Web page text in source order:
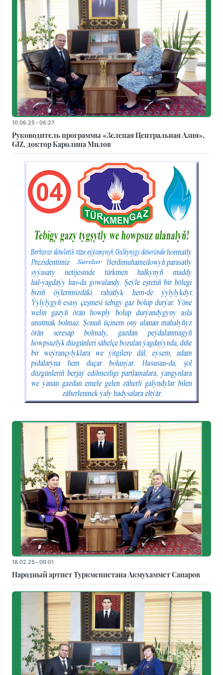
10.06.25 - 06:27
Руководитель программы «Зеленая Центральная Азия»,
GIZ, доктор Каролина Милов
18.02.25 - 09:01
Народный артист Туркменистана Акмухаммет Сапаров